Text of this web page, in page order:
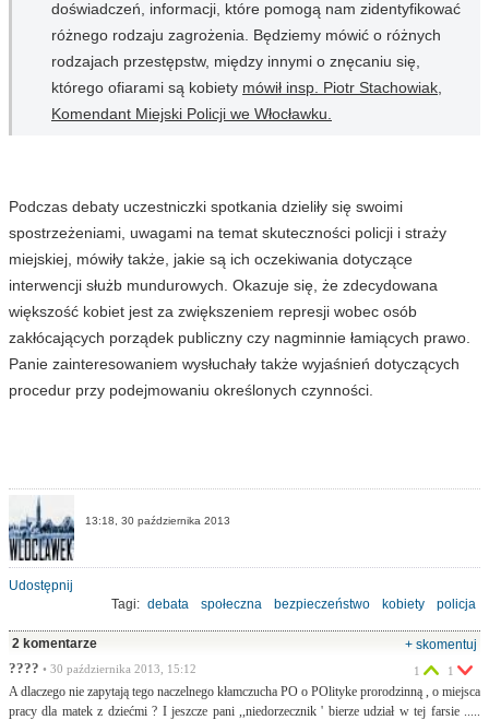
doświadczeń, informacji, które pomogą nam zidentyfikować
różnego rodzaju zagrożenia. Będziemy mówić o różnych
rodzajach przestępstw, między innymi o znęcaniu się,
którego ofiarami są kobiety mówił insp. Piotr Stachowiak,
Komendant Miejski Policji we Włocławku.
Podczas debaty uczestniczki spotkania dzieliły się swoimi
spostrzeżeniami, uwagami na temat skuteczności policji i straży
miejskiej, mówiły także, jakie są ich oczekiwania dotyczące
interwencji służb mundurowych. Okazuje się, że zdecydowana
większość kobiet jest za zwiększeniem represji wobec osób
zakłócających porządek publiczny czy nagminnie łamiących prawo.
Panie zainteresowaniem wysłuchały także wyjaśnień dotyczących
procedur przy podejmowaniu określonych czynności.
13:18, 30 października 2013
Udostępnij
Tagi: debata społeczna bezpieczeństwo kobiety
policja
służby mundurowe
2 komentarze
+ skomentuj
???? • 30 października 2013, 15:12
A dlaczego nie zapytają tego naczelnego kłamczucha PO o POlityke prorodzinną , o miejsca
pracy dla matek z dziećmi ? I jeszcze pani ,,niedorzecznik ' bierze udział w tej farsie .....
1 1